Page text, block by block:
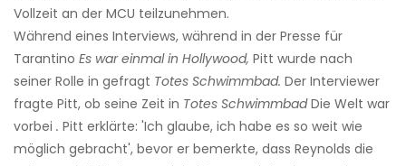
Vollzeit an der MCU teilzunehmen.
Während eines Interviews, während in der Presse für
Tarantino Es war einmal in Hollywood, Pitt wurde nach
seiner Rolle in gefragt Totes Schwimmbad. Der Interviewer
fragte Pitt, ob seine Zeit in Totes SchwimmbadDie Welt war
vorbei . Pitt erklärte: 'Ich glaube, ich habe es so weit wie
möglich gebracht', bevor er bemerkte, dass Reynolds die